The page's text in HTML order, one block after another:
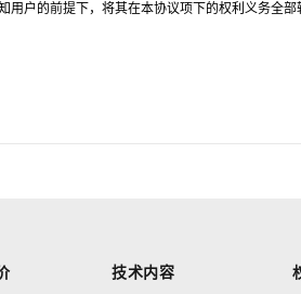
用户的前提下，将其在本协议项下的权利义务全
技术内容